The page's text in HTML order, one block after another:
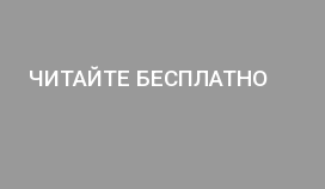
ЧИТАЙТЕ БЕСПЛАТНО